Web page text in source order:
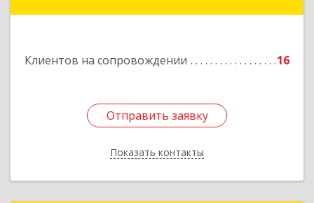
Клиентов на сопровождении 16
Отправить заявку
Показать контакты
Отправить заявку
Назад